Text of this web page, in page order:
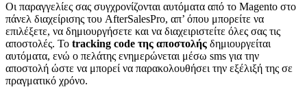
Οι παραγγελίες σας συγχρονίζονται αυτόματα από το Magento στο
πάνελ διαχείρισης του AfterSalesPro, απ’ όπου μπορείτε να
επιλέξετε, να δημιουργήσετε και να διαχειριστείτε όλες σας τις
αποστολές. Το tracking code της αποστολής δημιουργείται
αυτόματα, ενώ ο πελάτης ενημερώνεται μέσω sms για την
αποστολή ώστε να μπορεί να παρακολουθήσει την εξέλιξή της σε
πραγματικό χρόνο.